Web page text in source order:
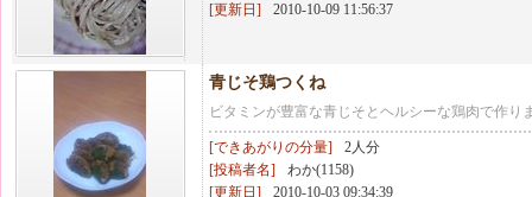
[更新日]
2010-10-09 11:56:37
青じそ鶏つくね
ビタミンが豊富な青じそとヘルシーな鶏肉で作り
[できあがりの分量]
2人分
[投稿者名]
わか(1158)
[更新日]
2010-10-03 09:34:39